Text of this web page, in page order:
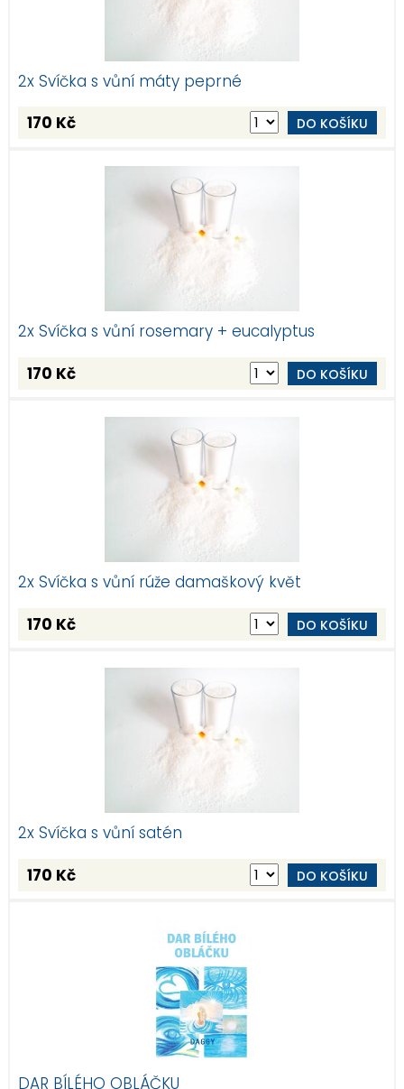
2x Svíčka s vůní máty peprné
170 Kč
DO KOŠÍKU
2x Svíčka s vůní rosemary + eucalyptus
170 Kč
DO KOŠÍKU
2x Svíčka s vůní rúže damaškový květ
170 Kč
DO KOŠÍKU
2x Svíčka s vůní satén
170 Kč
DO KOŠÍKU
DAR BÍLÉHO OBLÁČKU